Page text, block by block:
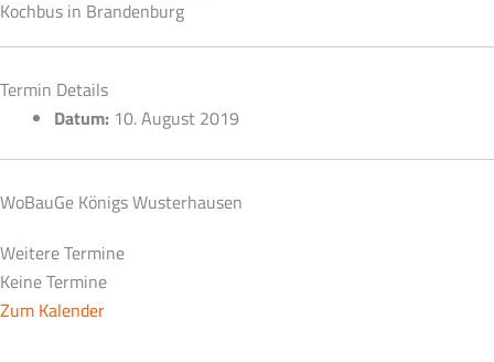
Kochbus in Brandenburg
Termin Details
Datum: 10. August 2019
WoBauGe Königs Wusterhausen
Weitere Termine
Keine Termine
Zum Kalender